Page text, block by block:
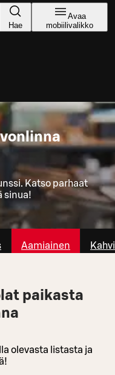
Hae
Avaa
mobiilivalikko
Katso parhaat
sinua!
Aamiainen
paikasta
olevasta listasta ja